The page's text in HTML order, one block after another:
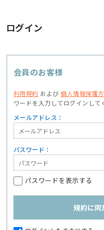
ログイン
会員のお客様
利用規約 および個人情報保護
ワードを入力してログインして
メールアドレス：
パスワード：
パスワードを表示する